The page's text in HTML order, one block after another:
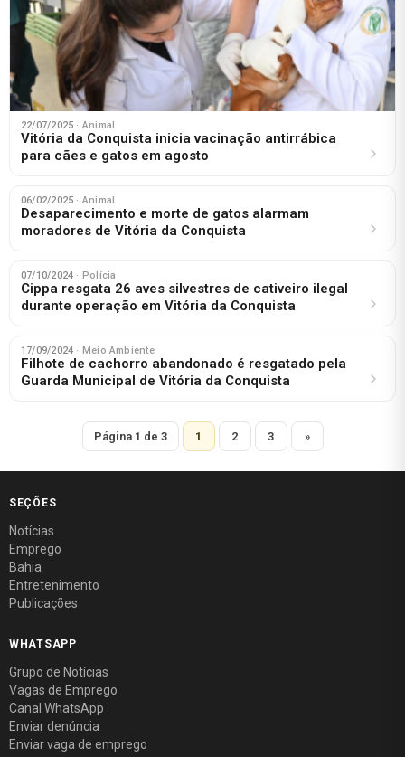
22/07/2025 · Animal
Vitória da Conquista inicia vacinação antirrábica
para cães e gatos em agosto
06/02/2025 · Animal
Desaparecimento e morte de gatos alarmam
moradores de Vitória da Conquista
07/10/2024 · Polícia
Cippa resgata 26 aves silvestres de cativeiro ilegal
durante operação em Vitória da Conquista
17/09/2024 · Meio Ambiente
Filhote de cachorro abandonado é resgatado pela
Guarda Municipal de Vitória da Conquista
Página 1 de 3 1 2 3 »
SEÇÕES
Notícias
Emprego
Bahia
Entretenimento
Publicações
WHATSAPP
Grupo de Notícias
Vagas de Emprego
Canal WhatsApp
Enviar denúncia
Enviar vaga de emprego